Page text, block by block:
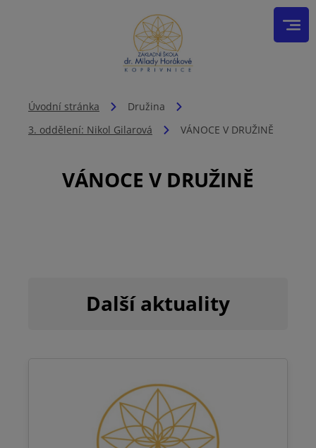
Úvodní stránka
Družina
3. oddělení: Nikol Gilarová
VÁNOCE V DRUŽINĚ
VÁNOCE V DRUŽINĚ
Další aktuality